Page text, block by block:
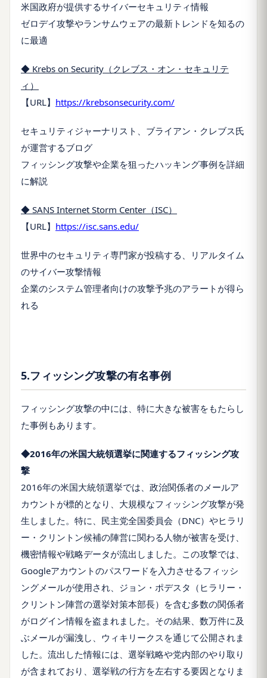
米国政府が提供するサイバーセキュリティ情報
ゼロデイ攻撃やランサムウェアの最新トレンドを知るの
に最適
◆ Krebs on Security（クレブス・オン・セキュリテ
ィ）
【URL】 https://krebsonsecurity.com/
セキュリティジャーナリスト、ブライアン・クレブス氏
が運営するブログ
フィッシング攻撃や企業を狙ったハッキング事例を詳細
に解説
◆ SANS Internet Storm Center（ISC）
【URL】 https://isc.sans.edu/
世界中のセキュリティ専門家が投稿する、リアルタイム
のサイバー攻撃情報
企業のシステム管理者向けの攻撃予兆のアラートが得ら
れる
5.フィッシング攻撃の有名事例
フィッシング攻撃の中には、特に大きな被害をもたらし
た事例もあります。
◆2016年の米国大統領選挙に関連するフィッシング攻
撃
2016年の米国大統領選挙では、政治関係者のメールア
カウントが標的となり、大規模なフィッシング攻撃が発
生しました。特に、民主党全国委員会（DNC）やヒラリ
ー・クリントン候補の陣営に関わる人物が被害を受け、
機密情報や戦略データが流出しました。この攻撃では、
Googleアカウントのパスワードを入力させるフィッシ
ングメールが使用され、ジョン・ポデスタ（ヒラリー・
クリントン陣営の選挙対策本部長）を含む多数の関係者
がログイン情報を盗まれました。その結果、数万件に及
ぶメールが漏洩し、ウィキリークスを通じて公開されま
した。流出した情報には、選挙戦略や党内部のやり取り
が含まれており、選挙戦の行方を左右する要因となりま